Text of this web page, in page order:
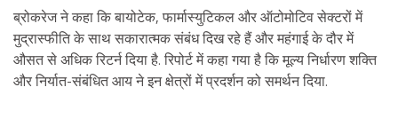
ब्रोकरेज ने कहा कि बायोटेक, फार्मास्युटिकल और ऑटोमोटिव सेक्टरों में
मुद्रास्फीति के साथ सकारात्मक संबंध दिख रहे हैं और महंगाई के दौर में
औसत से अधिक रिटर्न दिया है. रिपोर्ट में कहा गया है कि मूल्य निर्धारण शक्ति
और निर्यात-संबंधित आय ने इन क्षेत्रों में प्रदर्शन को समर्थन दिया.